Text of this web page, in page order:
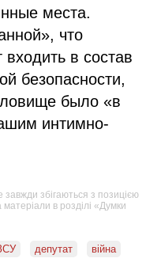
места.
что
входить в состав
безопасности,
было «в
интимно-
завжди збігаються з позицією
матеріали в розділі «Думки
депутат
війна